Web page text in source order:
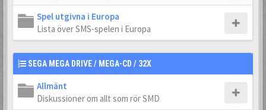
Spel utgivna i Europa
Lista över SMS-spelen i Europa
SEGA MEGA DRIVE / MEGA-CD / 32X
Allmänt
Diskussioner om allt som rör SMD